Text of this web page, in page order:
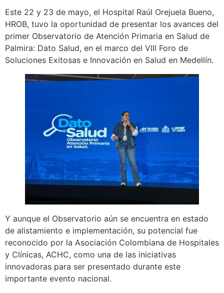
Este 22 y 23 de mayo, el Hospital Raúl Orejuela Bueno,
HROB, tuvo la oportunidad de presentar los avances del
primer Observatorio de Atención Primaria en Salud de
Palmira: Dato Salud, en el marco del VIII Foro de
Soluciones Exitosas e Innovación en Salud en Medellín.
Y aunque el Observatorio aún se encuentra en estado
de alistamiento e implementación, su potencial fue
reconocido por la Asociación Colombiana de Hospitales
y Clínicas, ACHC, como una de las iniciativas
innovadoras para ser presentado durante este
importante evento nacional.